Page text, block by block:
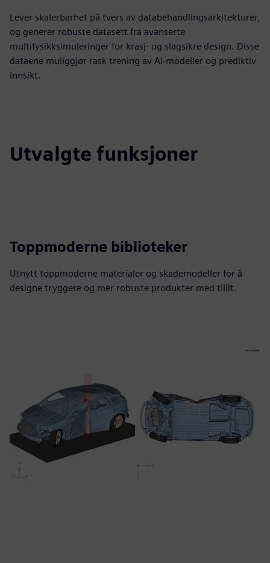
Lever skalerbarhet på tvers av databehandlingsarkitekturer,
og generer robuste datasett fra avanserte
multifysikksimuleringer for krasj- og slagsikre design. Disse
dataene muliggjør rask trening av AI-modeller og prediktiv
innsikt.
Utvalgte funksjoner
Toppmoderne biblioteker
Utnytt toppmoderne materialer og skademodeller for å
designe tryggere og mer robuste produkter med tillit.